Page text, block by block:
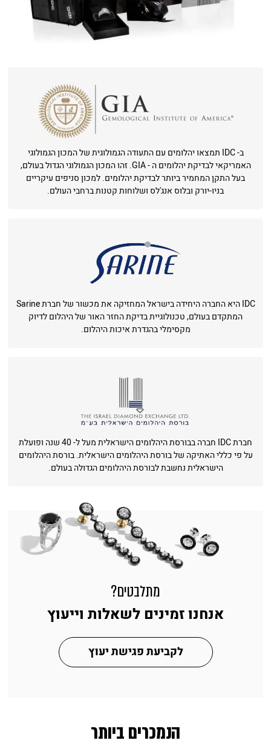
ב- IDC תמצאו יהלומים עם התעודה הגמולוגית של המכון הגמולוגי
האמריקאי לבדיקת יהלומים ה - GIA. זהו המכון הגמולוגי הגדול בעולם,
בעל התקן המחמיר ביותר לבדיקת יהלומים. למכון סניפים עיקריים
בניו-יורק ובלוס אנג'לס ושלוחות קטנות ברחבי העולם.
IDC היא החברה היחידה בישראל המחזיקה את מכשור של חברת Sarine
המתקדם בעולם, טכנולוגיית בדיקת החזר האור של היהלום לדיוק
מקסימלי בהגדרת איכות היהלום.
חברת IDC חברה בבורסת היהלומים הישראלית מעל ל- 40 שנה ופועלת
על פי כללי האתיקה של בורסת היהלומים הישראלית. בורסת היהלומים
הישראלית נחשבת לבורסת היהלומים הגדולה בעולם.
הנמכרים ביותר
מתלבטים?
אנחנו זמינים לשאלות וייעוץ
לקביעת פגישת יעוץ